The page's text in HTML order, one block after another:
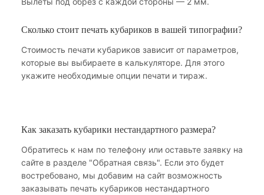
Сколько стоит печать кубариков в вашей типографии?
Стоимость печати кубариков зависит от параметров,
которые вы выбираете в калькуляторе. Для этого
укажите необходимые опции печати и тираж.
Как заказать кубарики нестандартного размера?
Обратитесь к нам по телефону или оставьте заявку на
сайте в разделе "Обратная связь". Если это будет
востребовано, мы добавим на сайт возможность
заказывать печать кубариков нестандартного